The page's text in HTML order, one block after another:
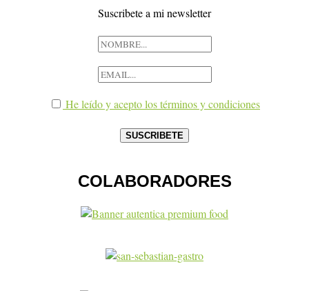
Suscribete a mi newsletter
He leído y acepto los términos y condiciones
COLABORADORES